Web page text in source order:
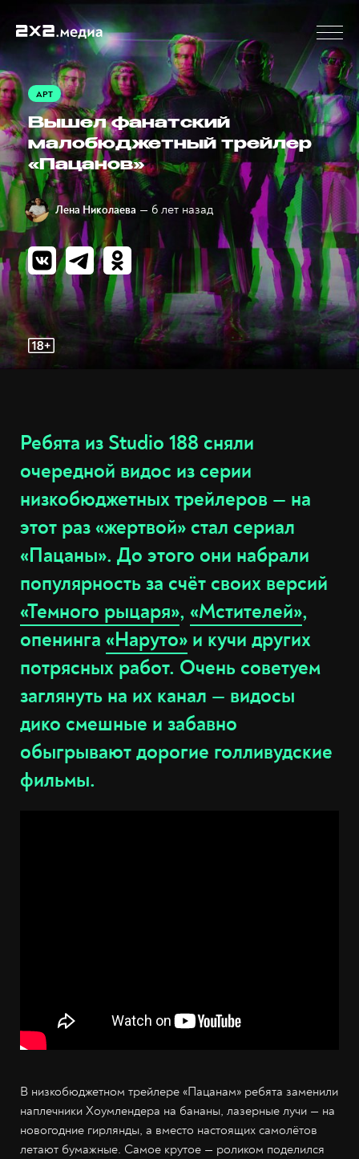
АРТ
Вышел фанатский
малобюджетный трейлер
«Пацанов»
Лена Николаева — 6 лет назад
Ребята из Studio 188 сняли
очередной видос из серии
низкобюджетных трейлеров — на
этот раз «жертвой» стал сериал
«Пацаны». До этого они набрали
популярность за счёт своих версий
«Темного рыцаря», «Мстителей»,
опенинга «Наруто» и кучи других
потрясных работ. Очень советуем
заглянуть на их канал — видосы
дико смешные и забавно
обыгрывают дорогие голливудские
фильмы.
В низкобюджетном трейлере «Пацанам» ребята заменили
наплечники Хоумлендера на бананы, лазерные лучи — на
новогодние гирлянды, а вместо настоящих самолётов
летают бумажные. Самое крутое — роликом поделился